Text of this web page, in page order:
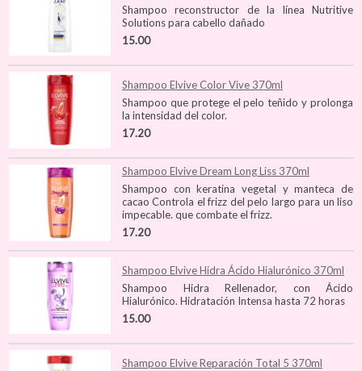
Shampoo reconstructor de la línea Nutritive
Solutions para cabello dañado
15.00
Shampoo Elvive Color Vive 370ml
Shampoo que protege el pelo teñido y prolonga
la intensidad del color.
17.20
Shampoo Elvive Dream Long Liss 370ml
Shampoo con keratina vegetal y manteca de
cacao Controla el frizz del pelo largo para un liso
impecable. que combate el frizz.
17.20
Shampoo Elvive Hidra Ácido Hialurónico 370ml
Shampoo Hidra Rellenador, con Ácido
Hialurónico. Hidratación Intensa hasta 72 horas
15.00
Shampoo Elvive Reparación Total 5 370ml